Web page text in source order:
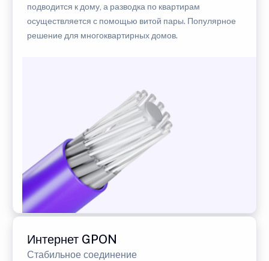
подводится к дому, а разводка по квартирам
осуществляется с помощью витой пары. Популярное
решение для многоквартирных домов.
Интернет GPON
Стабильное соединение